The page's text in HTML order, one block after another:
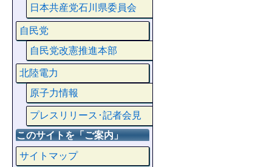
日本共産党石川県委員会
自民党
自民党改憲推進本部
北陸電力
原子力情報
プレスリリース･記者会見
このサイトを「ご案内」
サイトマップ